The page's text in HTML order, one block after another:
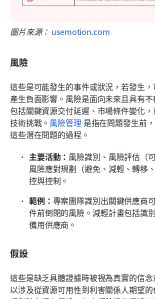
圖片來源： usemotion.com
風險
這些是可能發生的事件或狀況，若發生
產生負面影響。風險是面向未來且具有
包括關鍵資源交付延遲、市場條件變化
技術挑戰。 風險管理 是指在問題發生前
這些潛在問題的過程。
主要活動： 風險識別、風險評估（
風險應對規劃（避免、減輕、轉移
控與控制。
範例： 專案團隊識別出關鍵供應商
件前倒閉的風險。減輕計畫包括識
備用供應商。
假設
這些是缺乏具體證據時被視為真實的信
以涉及從資源可用性到利害關係人期望